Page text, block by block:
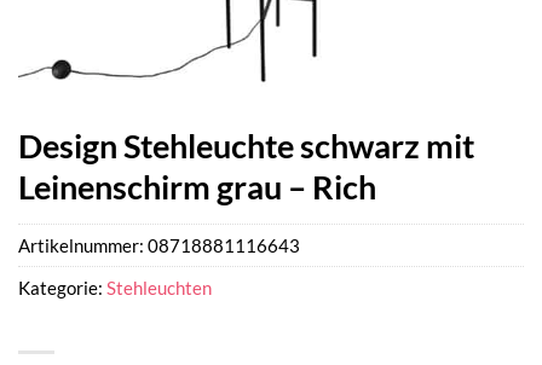
Design Stehleuchte schwarz mit
Leinenschirm grau – Rich
Artikelnummer: 08718881116643
Kategorie: Stehleuchten